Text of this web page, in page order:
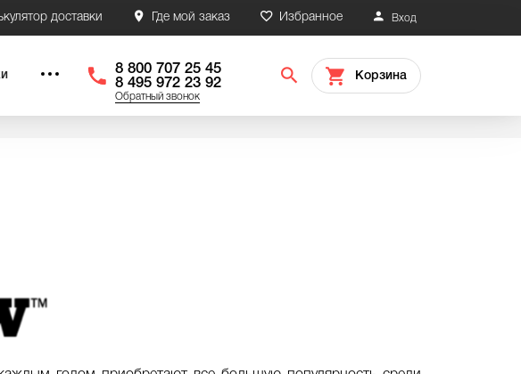
Вход
Избранное
Где мой заказ
доставки
8 800 707 25 45
8 495 972 23 92
Обратный звонок
Корзина